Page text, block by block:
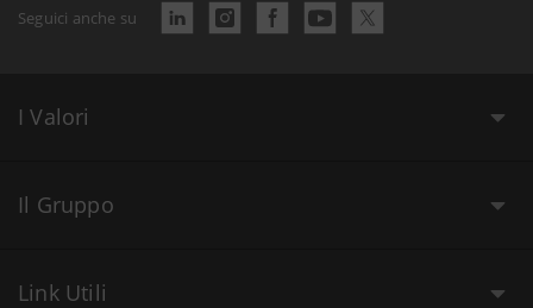
Seguici anche su
I Valori
Il Gruppo
Link Utili